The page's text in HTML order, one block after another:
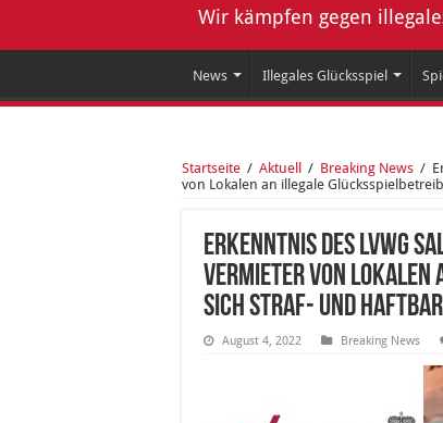
Wir kämpfen gegen
News Illegales Glücksspiel
Startseite / Aktuell / Breaking News /
von Lokalen an illegale
Erkenntnis des LVwG
Vermieter von
sich straf- und haftbar
August 4, 2022 Breaking News